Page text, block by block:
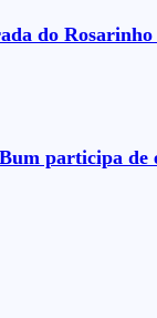
do
participa de